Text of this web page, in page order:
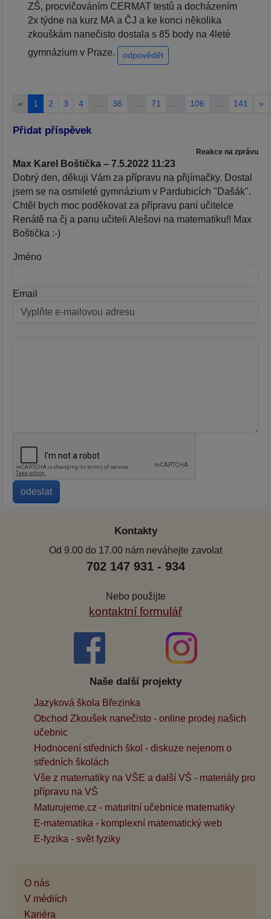
ZŠ, procvičováním CERMAT testů a docházením
2x týdne na kurz MA a ČJ a ke konci několika
zkouškám nanečisto dostala s 85 body na 4leté
gymnázium v Praze.
odpovědět
« 1 2 3 4 36 71 106 141 »
Přidat příspěvek
Reakce na zprávu
Max Karel Boštička – 7.5.2022 11:23
Dobrý den, děkuji Vám za přípravu na přijímačky. Dostal
jsem se na osmileté gymnázium v Pardubicích "Dašák".
Chtěl bych moc poděkovat za přípravu paní učitelce
Renátě na čj a panu učiteli Alešovi na matematiku!! Max
Boštička :-)
Jméno
Email
Kontakty
Od 9.00 do 17.00 nám neváhejte zavolat
702 147 931 - 934
Nebo použijte
kontaktní formulář
Naše další projekty
Jazyková škola Březinka
Obchod Zkoušek nanečisto - online prodej našich
učebnic
Hodnocení středních škol - diskuze nejenom o
středních školách
Vše z matematiky na VŠE a další VŠ - materiály pro
přípravu na VŠ
Maturujeme.cz - maturitní učebnice matematiky
E-matematika - komplexní matematický web
E-fyzika - svět fyziky
O nás
V médiích
Kariéra